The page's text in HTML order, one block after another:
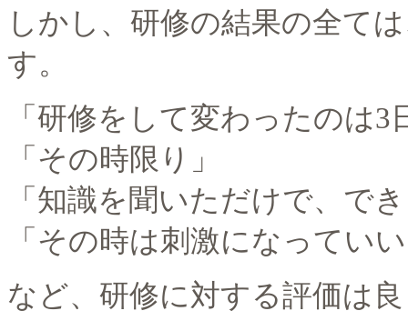
しかし、研修の結果の全て
す。
「研修をして変わったのは3
「その時限り」
「知識を聞いただけで、で
「その時は刺激になってい
など、研修に対する評価は